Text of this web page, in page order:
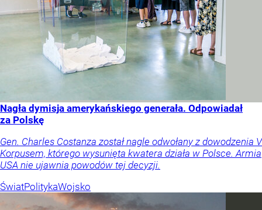
Nagła dymisja amerykańskiego generała. Odpowiadał
za Polskę
Gen. Charles Costanza został nagle odwołany z dowodzenia V
Korpusem, którego wysunięta kwatera działa w Polsce. Armia
USA nie ujawnia powodów tej decyzji.
ŚwiatPolitykaWojsko